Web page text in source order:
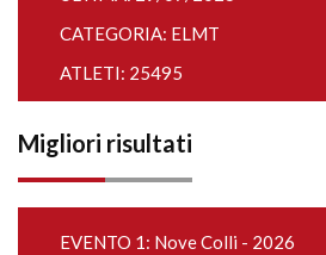
CATEGORIA: ELMT
ATLETI: 25495
Migliori risultati
EVENTO 1: Nove Colli - 2026